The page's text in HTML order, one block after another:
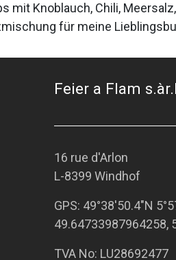
Knoblauch, Chili,
für meine
Feier a Flam
16 rue d'Arlon
L-8399 Windhof
GPS: 49°38'50.4"N
49.64733987964258,
TVA No: LU28692477